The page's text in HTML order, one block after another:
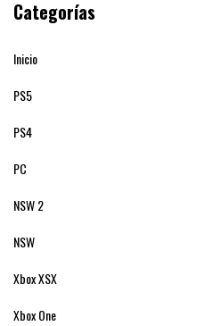
Categorías
Inicio
PS5
PS4
PC
NSW 2
NSW
Xbox XSX
Xbox One